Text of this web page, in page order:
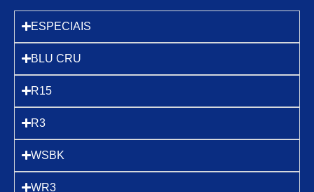
ESPECIAIS
BLU CRU
R15
R3
WSBK
WR3